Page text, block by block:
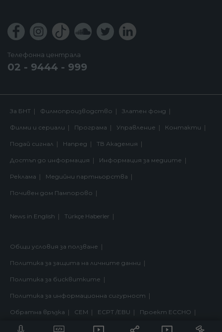
Телефонна централа
02 - 9444 - 999
За БНТ Филмопроизводство Златен фонд
Филми и сериали Програма Управление Контакти
Подай сигнал Напред ТВ Академия
Достъп до информация Информация за медиите
Реклама Медийни партньорства
Почивен дом Пампорово
News in English Türkçe Haberler
Общи условия за ползване
Политика за защита на личните данни
Политика за бисквитките
Политика за информационна сигурност
Обратна връзка СЕМ ECPT /EBU Проект ECCHO